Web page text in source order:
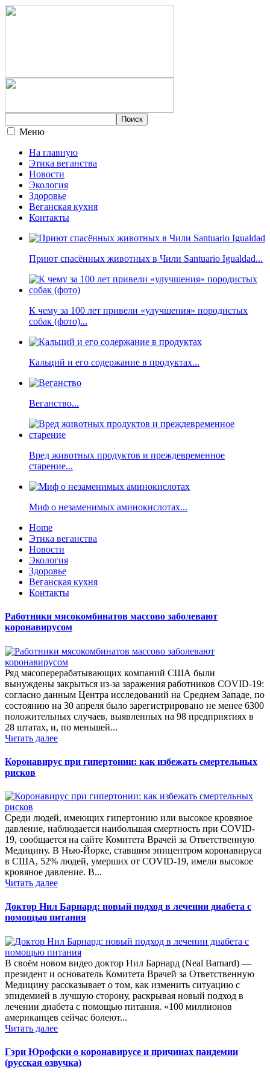
Меню
На главную
Этика веганства
Новости
Экология
Здоровье
Веганская кухня
Контакты
Приют спасённых животных в Чили Santuario Igualdad...
К чему за 100 лет привели «улучшения» породистых
собак (фото)...
Кальций и его содержание в продуктах...
Веганство...
Вред животных продуктов и преждевременное
старение...
Миф о незаменимых аминокислотах...
Home
Этика веганства
Новости
Экология
Здоровье
Веганская кухня
Контакты
Работники мясокомбинатов массово заболевают
коронавирусом
Ряд мясоперерабатывающих компаний США были
вынуждены закрыться из-за заражения работников COVID-19:
согласно данным Центра исследований на Среднем Западе, по
состоянию на 30 апреля было зарегистрировано не менее 6300
положительных случаев, выявленных на 98 предприятиях в
28 штатах, и, по меньшей...
Читать далее
Коронавирус при гипертонии: как избежать смертельных
рисков
Среди людей, имеющих гипертонию или высокое кровяное
давление, наблюдается наибольшая смертность при COVID-
19, сообщается на сайте Комитета Врачей за Ответственную
Медицину. В Нью-Йорке, ставшим эпицентром коронавируса
в США, 52% людей, умерших от COVID-19, имели высокое
кровяное давление. В...
Читать далее
Доктор Нил Барнард: новый подход в лечении диабета с
помощью питания
В своём новом видео доктор Нил Барнард (Neal Barnard) —
президент и основатель Комитета Врачей за Ответственную
Медицину рассказывает о том, как изменить ситуацию с
эпидемией в лучшую сторону, раскрывая новый подход в
лечении диабета с помощью питания. «100 миллионов
американцев сейчас болеют...
Читать далее
Гэри Юрофски о коронавирусе и причинах пандемии
(русская озвучка)